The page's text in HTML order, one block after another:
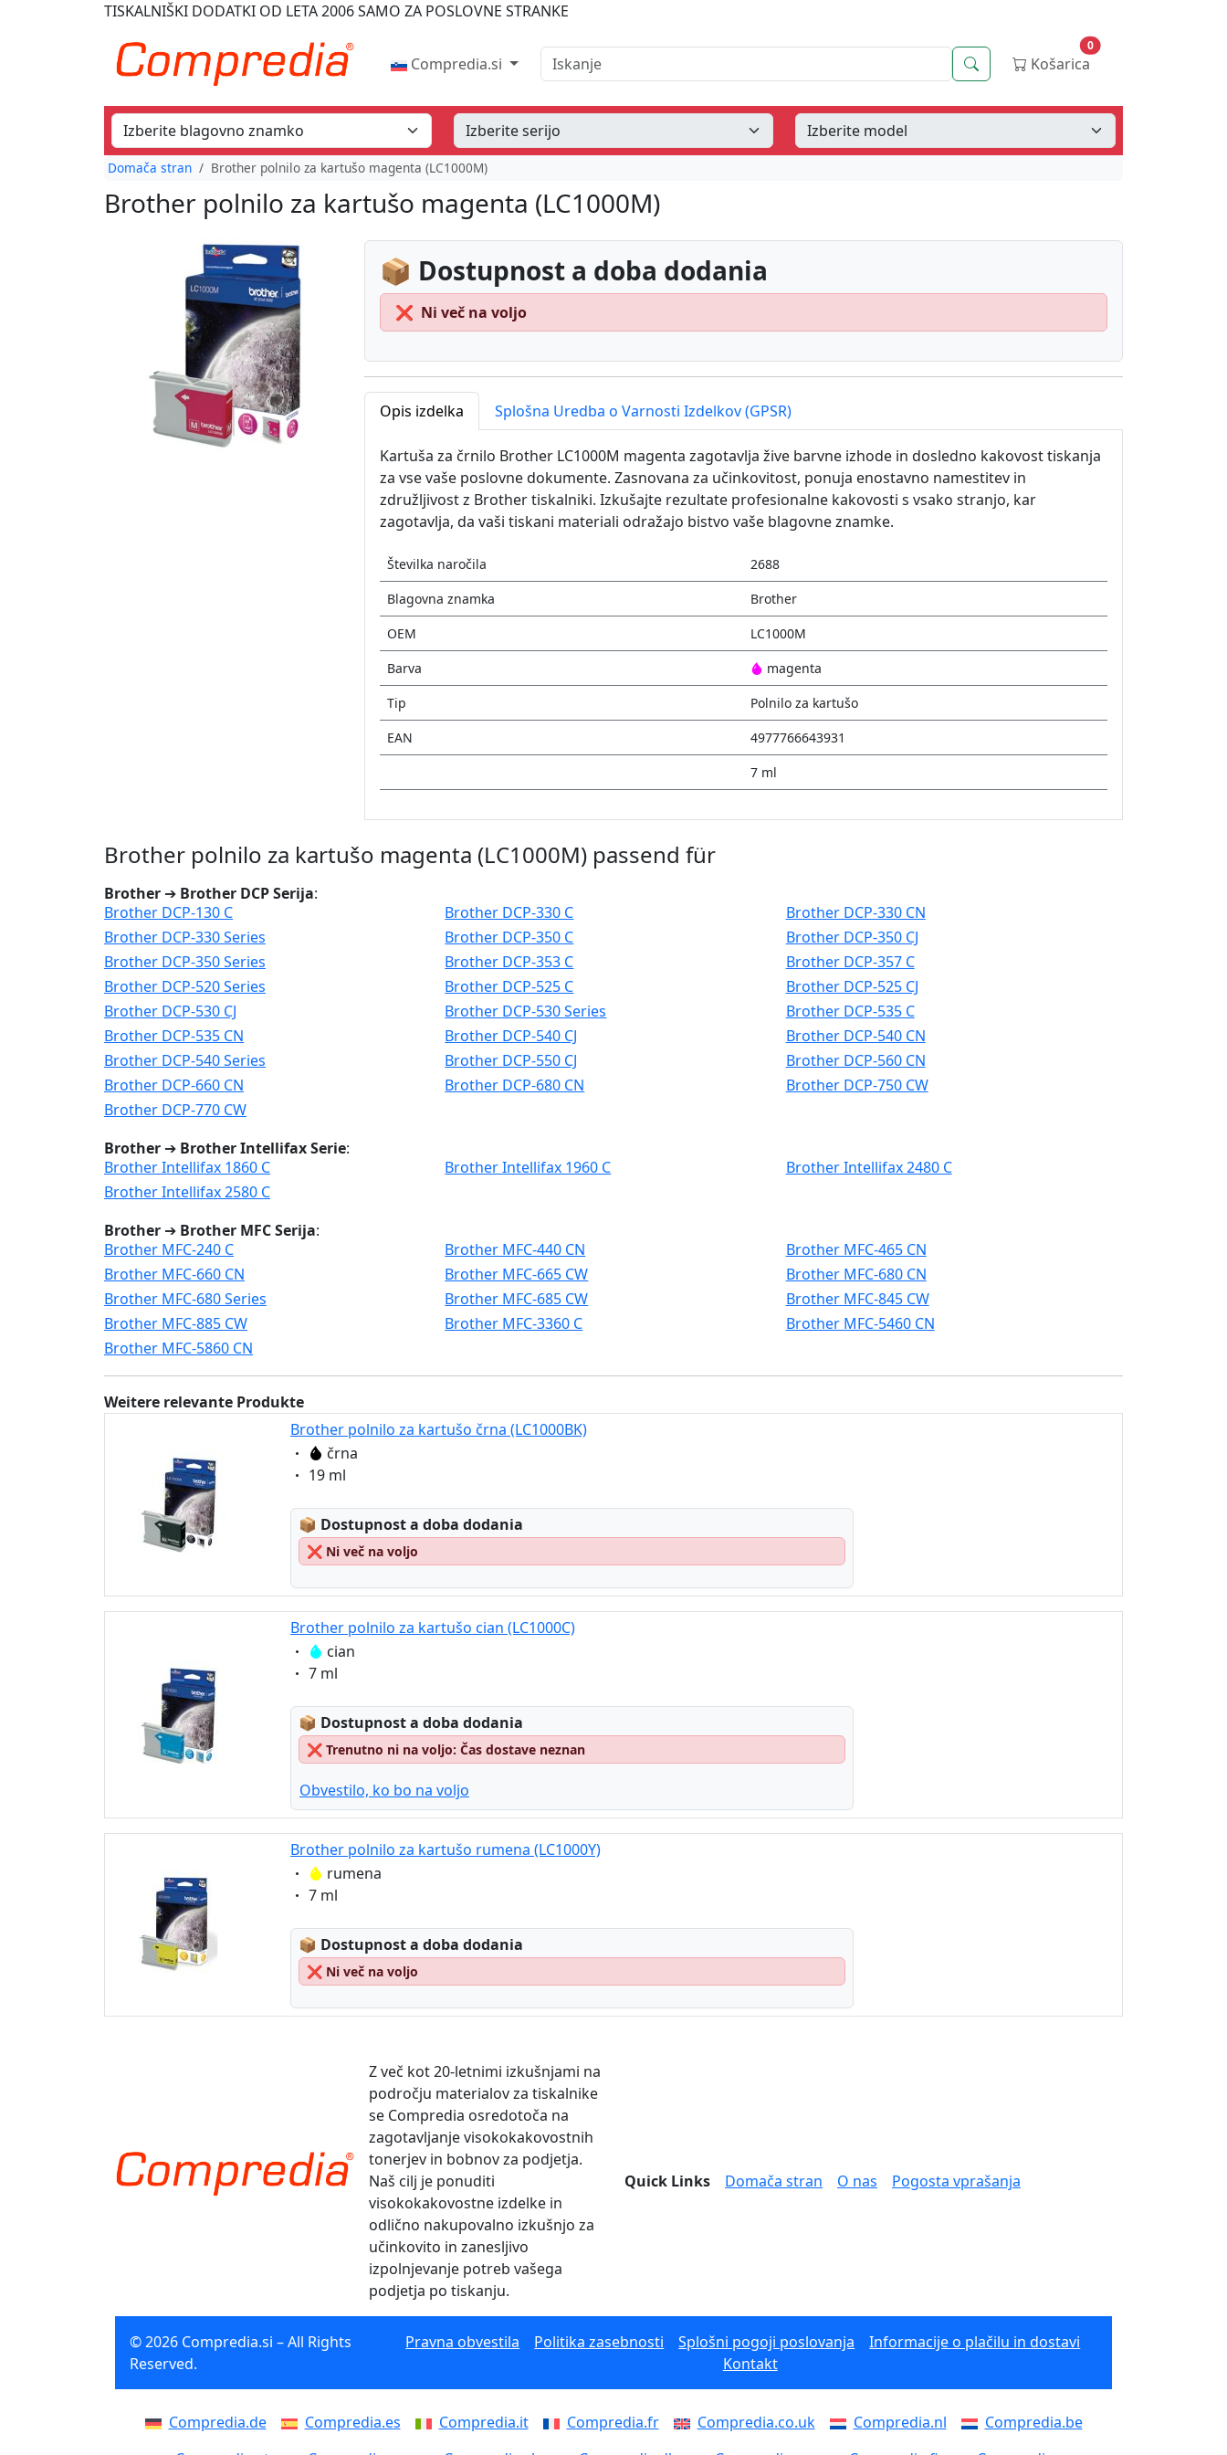
TISKALNIŠKI DODATKI OD LETA 2006SAMO ZA POSLOVNE STRANKE
Compredia.si Iskanje Iskanje Košarica
0
Domača stran Brother polnilo za kartušo magenta (LC1000M)
Brother polnilo za kartušo magenta (LC1000M)
📦 Dostupnost a doba dodania
❌ Ni več na voljo
Opis izdelka Splošna Uredba o Varnosti Izdelkov (GPSR)
Kartuša za črnilo Brother LC1000M magenta zagotavlja žive barvne izhode in dosledno kakovost tiskanja
za vse vaše poslovne dokumente. Zasnovana za učinkovitost, ponuja enostavno namestitev in
združljivost z Brother tiskalniki. Izkušajte rezultate profesionalne kakovosti s vsako stranjo, kar
zagotavlja, da vaši tiskani materiali odražajo bistvo vaše blagovne znamke.
Številka naročila
2688
Blagovna znamka
Brother
OEM
LC1000M
Barva
magenta
Tip
Polnilo za kartušo
EAN
4977766643931
7 ml
Brother polnilo za kartušo magenta (LC1000M) passend für
Brother ➔ Brother DCP Serija:
Brother DCP-130 C
Brother DCP-330 C
Brother DCP-330 CN
Brother DCP-330 Series
Brother DCP-350 C
Brother DCP-350 CJ
Brother DCP-350 Series
Brother DCP-353 C
Brother DCP-357 C
Brother DCP-520 Series
Brother DCP-525 C
Brother DCP-525 CJ
Brother DCP-530 CJ
Brother DCP-530 Series
Brother DCP-535 C
Brother DCP-535 CN
Brother DCP-540 CJ
Brother DCP-540 CN
Brother DCP-540 Series
Brother DCP-550 CJ
Brother DCP-560 CN
Brother DCP-660 CN
Brother DCP-680 CN
Brother DCP-750 CW
Brother DCP-770 CW
Brother ➔ Brother Intellifax Serie:
Brother Intellifax 1860 C
Brother Intellifax 1960 C
Brother Intellifax 2480 C
Brother Intellifax 2580 C
Brother ➔ Brother MFC Serija:
Brother MFC-240 C
Brother MFC-440 CN
Brother MFC-465 CN
Brother MFC-660 CN
Brother MFC-665 CW
Brother MFC-680 CN
Brother MFC-680 Series
Brother MFC-685 CW
Brother MFC-845 CW
Brother MFC-885 CW
Brother MFC-3360 C
Brother MFC-5460 CN
Brother MFC-5860 CN
Weitere relevante Produkte
Brother polnilo za kartušo črna (LC1000BK)
Eigenschaft:
črna
Eigenschaft:
19 ml
📦 Lagerstatus:
Dostupnost a doba dodania
❌ Ni več na voljo
Brother polnilo za kartušo cian (LC1000C)
Eigenschaft:
cian
Eigenschaft:
7 ml
📦 Lagerstatus:
Dostupnost a doba dodania
❌ Trenutno ni na voljo: Čas dostave neznan
Obvestilo, ko bo na voljo
Brother polnilo za kartušo rumena (LC1000Y)
Eigenschaft:
rumena
Eigenschaft:
7 ml
📦 Lagerstatus:
Dostupnost a doba dodania
❌ Ni več na voljo
Z več kot 20-letnimi izkušnjami na
področju materialov za tiskalnike
se Compredia osredotoča na
zagotavljanje visokokakovostnih
tonerjev in bobnov za podjetja.
Naš cilj je ponuditi
visokokakovostne izdelke in
odlično nakupovalno izkušnjo za
učinkovito in zanesljivo
izpolnjevanje potreb vašega
podjetja po tiskanju.
Quick Links Domača stran O nas Pogosta vprašanja
© 2026 Compredia.si – All Rights
Reserved.
Pravna obvestila Politika zasebnosti Splošni pogoji poslovanja
Informacije o plačilu in dostavi
Kontakt
Compredia.de Compredia.es Compredia.it Compredia.fr Compredia.co.uk Compredia.nl
Compredia.be